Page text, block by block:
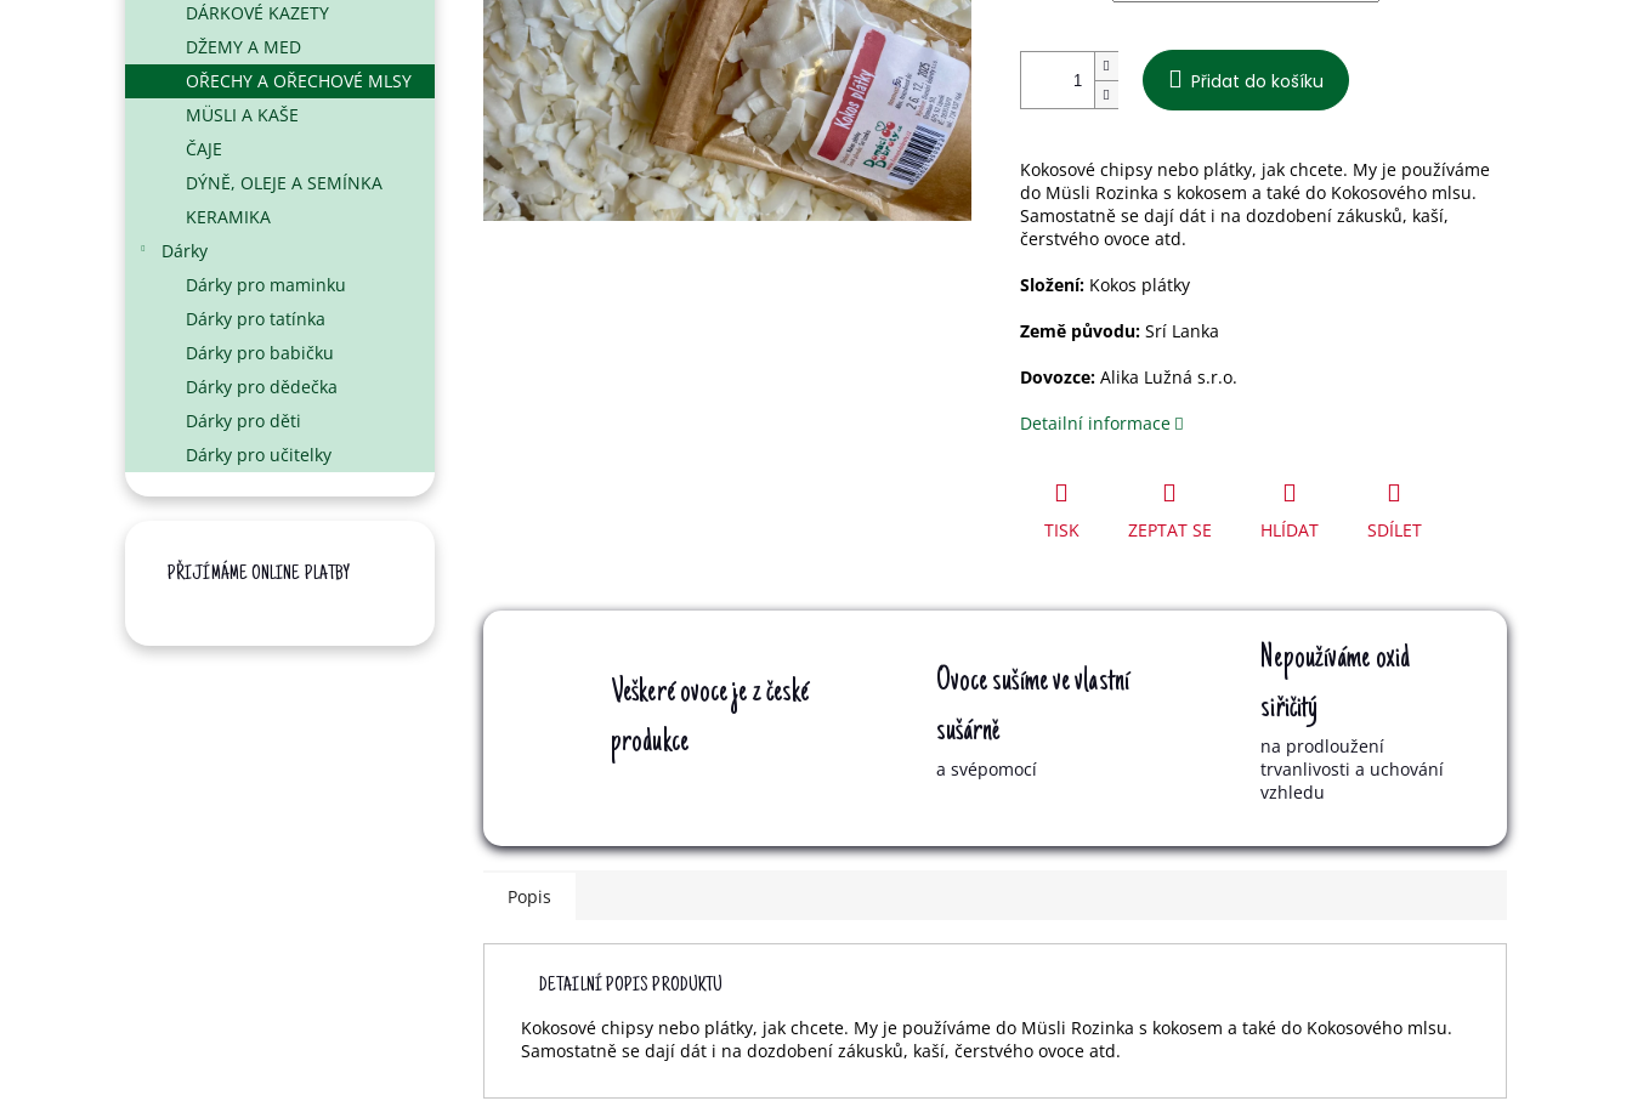
DÁRKOVÉ KAZETY
DŽEMY A MED
OŘECHY A OŘECHOVÉ MLSY
MÜSLI A KAŠE
ČAJE
DÝNĚ, OLEJE A SEMÍNKA
KERAMIKA
Dárky
Dárky pro maminku
Dárky pro tatínka
Dárky pro babičku
Dárky pro dědečka
Dárky pro děti
Dárky pro učitelky
PŘIJÍMÁME ONLINE PLATBY
Přidat do košíku
Kokosové chipsy nebo plátky, jak chcete. My je používáme
do Müsli Rozinka s kokosem a také do Kokosového mlsu.
Samostatně se dají dát i na dozdobení zákusků, kaší,
čerstvého ovoce atd.
Složení: Kokos plátky
Země původu: Srí Lanka
Dovozce: Alika Lužná s.r.o.
Detailní informace
TISK ZEPTAT SE HLÍDAT SDÍLET
Veškeré ovoce je z české
produkce
Ovoce sušíme ve vlastní
sušárně
a svépomocí
Nepoužíváme oxid
siřičitý
na prodloužení
trvanlivosti a uchování
vzhledu
Popis
DETAILNÍ POPIS PRODUKTU
Kokosové chipsy nebo plátky, jak chcete. My je používáme do Müsli Rozinka s kokosem a také do Kokosového mlsu.
Samostatně se dají dát i na dozdobení zákusků, kaší, čerstvého ovoce atd.